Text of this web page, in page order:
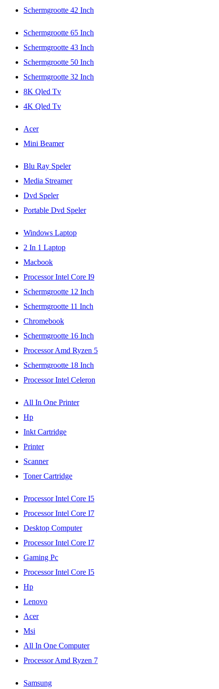
Schermgrootte 42 Inch
Schermgrootte 65 Inch
Schermgrootte 43 Inch
Schermgrootte 50 Inch
Schermgrootte 32 Inch
8K Qled Tv
4K Qled Tv
Acer
Mini Beamer
Blu Ray Speler
Media Streamer
Dvd Speler
Portable Dvd Speler
Windows Laptop
2 In 1 Laptop
Macbook
Processor Intel Core I9
Schermgrootte 12 Inch
Schermgrootte 11 Inch
Chromebook
Schermgrootte 16 Inch
Processor Amd Ryzen 5
Schermgrootte 18 Inch
Processor Intel Celeron
All In One Printer
Hp
Inkt Cartridge
Printer
Scanner
Toner Cartridge
Processor Intel Core I5
Processor Intel Core I7
Desktop Computer
Processor Intel Core I7
Gaming Pc
Processor Intel Core I5
Hp
Lenovo
Acer
Msi
All In One Computer
Processor Amd Ryzen 7
Samsung